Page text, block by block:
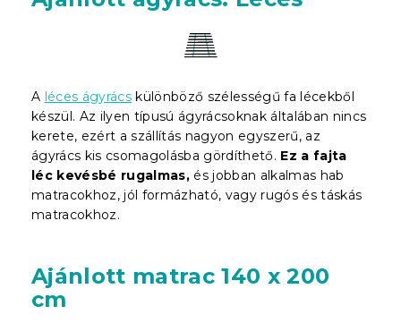
A léces ágyrács különböző szélességű fa lécekből
készül. Az ilyen típusú ágyrácsoknak általában nincs
kerete, ezért a szállítás nagyon egyszerű, az
ágyrács kis csomagolásba gördíthető. Ez a fajta
léc kevésbé rugalmas, és jobban alkalmas hab
matracokhoz, jól formázható, vagy rugós és táskás
matracokhoz.
Ajánlott matrac 140 x 200
cm